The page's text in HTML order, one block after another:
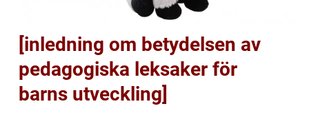
[inledning om betydelsen av
pedagogiska leksaker för
barns utveckling]